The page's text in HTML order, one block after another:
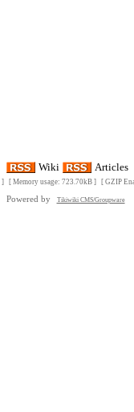
Wiki Articles
] [ Memory usage: 723.70kB ] [ GZIP
Powered by Tikiwiki CMS/Groupware